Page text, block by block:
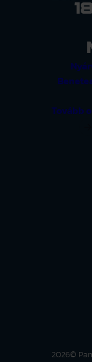
Tovább
2026©